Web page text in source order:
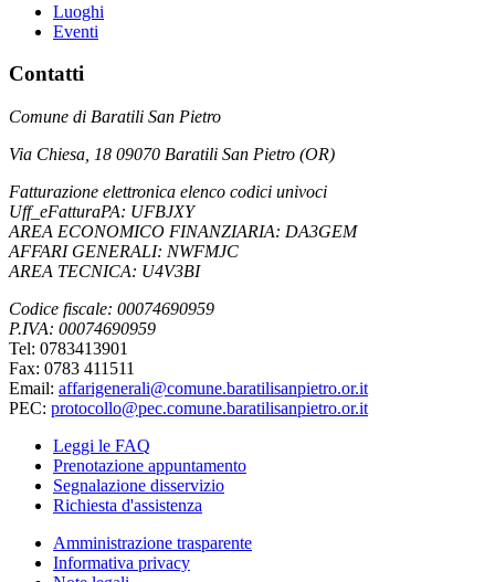
Luoghi
Eventi
Contatti
Comune di Baratili San Pietro
Via Chiesa, 18 09070 Baratili San Pietro (OR)
Fatturazione elettronica elenco codici univoci
Uff_eFatturaPA: UFBJXY
AREA ECONOMICO FINANZIARIA: DA3GEM
AFFARI GENERALI: NWFMJC
AREA TECNICA: U4V3BI
Codice fiscale: 00074690959
P.IVA: 00074690959
Tel: 0783413901
Fax: 0783 411511
Email: affarigenerali@comune.baratilisanpietro.or.it
PEC: protocollo@pec.comune.baratilisanpietro.or.it
Leggi le FAQ
Prenotazione appuntamento
Segnalazione disservizio
Richiesta d'assistenza
Amministrazione trasparente
Informativa privacy